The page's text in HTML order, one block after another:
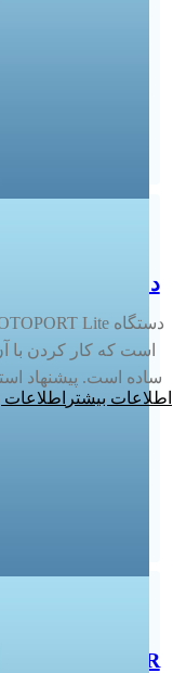
دستگاه OTOPORT LITE
است كه کار کردن با
غربالگری نوزادان و DPOAE هم برای نوزادان و هم کودکان است.
اطلاعات
OAE ABR